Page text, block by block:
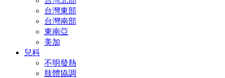
台灣東部
台灣南部
東南亞
美加
兒科
不明發熱
肢體協調